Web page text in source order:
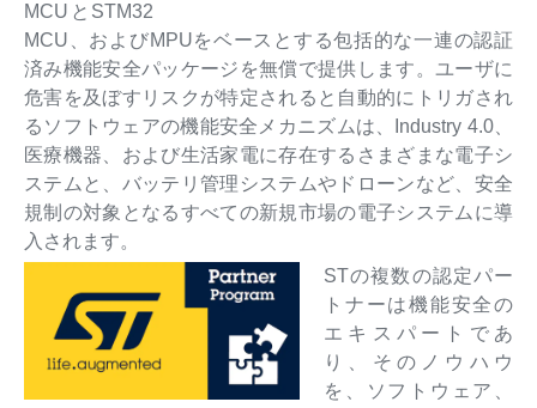
MCUとSTM32
MCU、およびMPUをベースとする包括的な一連の認証
済み機能安全パッケージを無償で提供します。ユーザに
危害を及ぼすリスクが特定されると自動的にトリガされ
るソフトウェアの機能安全メカニズムは、Industry 4.0、
医療機器、および生活家電に存在するさまざまな電子シ
ステムと、バッテリ管理システムやドローンなど、安全
規制の対象となるすべての新規市場の電子システムに導
入されます。
STの複数の認定パー
トナーは機能安全の
エキスパートであ
り、そのノウハウ
を、ソフトウェア、